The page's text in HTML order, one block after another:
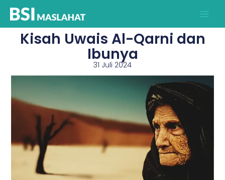
Lewati
Kisah Uwais Al-Qarni dan
Ibunya
31 Juli 2024